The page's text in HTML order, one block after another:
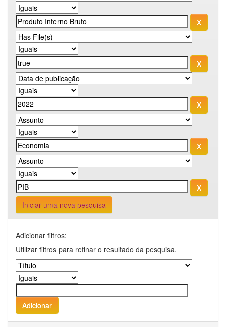
Iniciar uma nova pesquisa
Adicionar filtros:
Utilizar filtros para refinar o resultado da pesquisa.